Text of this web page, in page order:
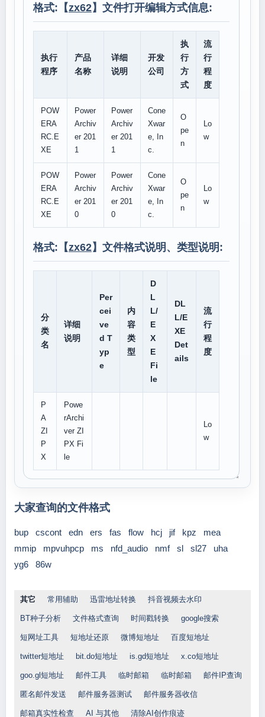
格式:【zx62】文件打开编辑方式信息:
执行
程序
产品
名称
详细
说明
开发
公司
执
行
方
式
流
行
程
度
POW
ERA
RC.E
XE
Power
Archiv
er 201
1
Power
Archiv
er 201
1
Cone
Xwar
e, In
c.
O
pe
n
Lo
w
POW
ERA
RC.E
XE
Power
Archiv
er 201
0
Power
Archiv
er 201
0
Cone
Xwar
e, In
c.
O
pe
n
Lo
w
格式:【zx62】文件格式说明、类型说明:
分
类
名
详细
说明
Per
cei
ve
d T
yp
e
内
容
类
型
D
L
L/
E
X
E
Fi
le
DL
L/E
XE
Det
ails
流
行
程
度
P
A
ZI
P
X
Powe
rArchi
ver ZI
PX Fi
le
Lo
w
大家查询的文件格式
bup cscont edn ers fas flow hcj jif kpz
mea
mmip
mpvuhpcp ms nfd_audio nmf sl sl27
uha
yg6
86w
其它 常用辅助 迅雷地址转换 抖音视频去水印
BT种子分析 文件格式查询 时间戳转换 google搜索
短网址工具 短地址还原 微博短地址 百度短地址
twitter短地址 bit.do短地址 is.gd短地址 x.co短地址
goo.gl短地址 邮件工具 临时邮箱 临时邮箱 邮件IP查询
匿名邮件发送 邮件服务器测试 邮件服务器收信
邮箱真实性检查 AI 与其他 清除AI创作痕迹